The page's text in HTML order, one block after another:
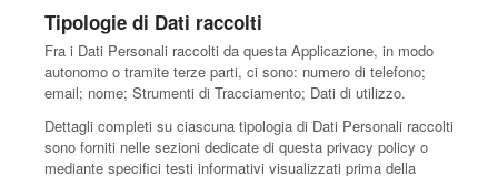
Tipologie di Dati raccolti
Fra i Dati Personali raccolti da questa Applicazione, in modo
autonomo o tramite terze parti, ci sono: numero di telefono;
email; nome; Strumenti di Tracciamento; Dati di utilizzo.
Dettagli completi su ciascuna tipologia di Dati Personali raccolti
sono forniti nelle sezioni dedicate di questa privacy policy o
mediante specifici testi informativi visualizzati prima della